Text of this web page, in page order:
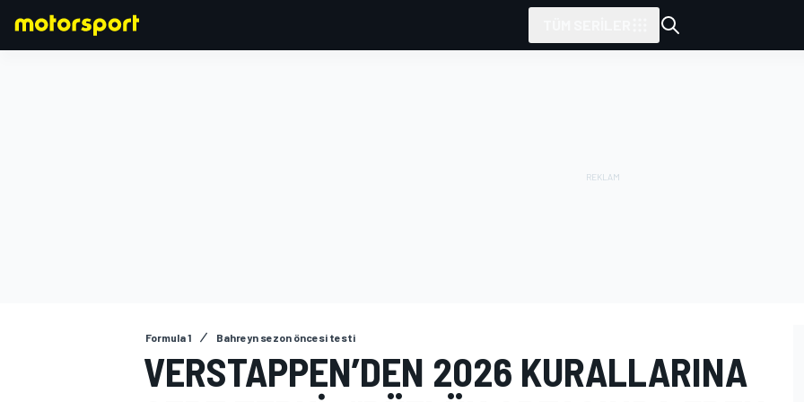
Formula 1 Bahreyn sezon öncesi testi
VERSTAPPEN’DEN 2026 KURALLARINA